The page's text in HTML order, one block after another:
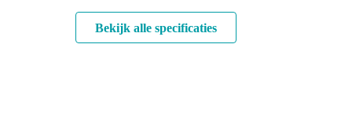
Bekijk alle specificaties